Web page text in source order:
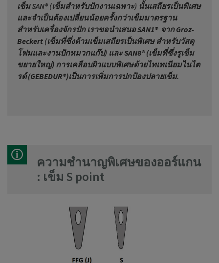
เข็ม SAN® (เข็มสำหรับปักงานเฉพาะ) นั้นเสถียรเป็นพิเศษ
และจำเป็นต้องเปลี่ยนน้อยครั้งกว่าเข็มมาตรฐาน
สำหรับเครื่องจักรปัก เราขอนำเสนอSAN1® จากGroz-
Beckert (เข็มที่ซึ่งด้ามเข็มเสถียรเป็นพิเศษ สำหรับวัสดุ
โฟมและงานปักหมวกแก๊ป) และSAN8®(เข็มที่ซึ่งรูเข็ม
ขยายใหญ่) การเคลือบผิวแบบพิเศษด้วยไทเทเนียมไนไต
รด์(GEBEDUR®)เป็นการเพิ่มการปกป้องปลายเข็ม.
ความชำนาญพิเศษของออร์แกน
: เข็ม S point